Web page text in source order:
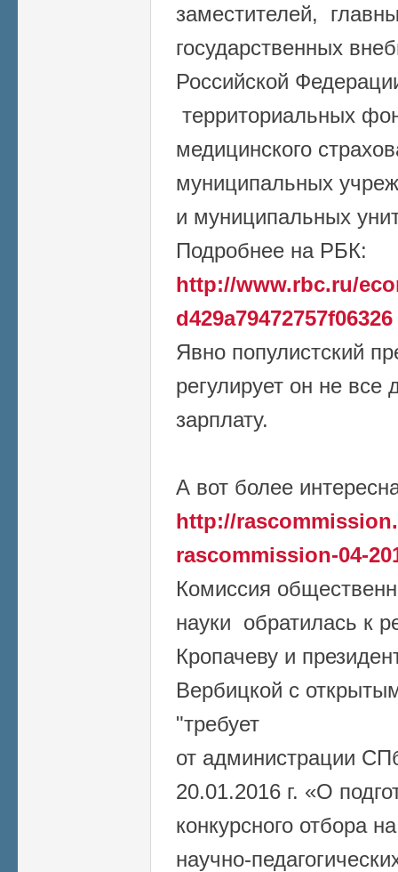
заместителей,
государственных
Российской
территориальных
медицинского
муниципальных
и муниципальных
Подробнее на РБК:
http://www.rbc.ru/
d429a79472757f06326
Явно популистский
регулирует он не все
зарплату.
А вот более
http://
rascommission-04-
Комиссия
науки обратилась к
Кропачеву и
Вербицкой с
"требует
от администрации
20.01.2016 г. «О
конкурсного отбора
научно-